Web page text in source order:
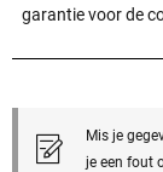
garantie voor de
Mis je
je een fout